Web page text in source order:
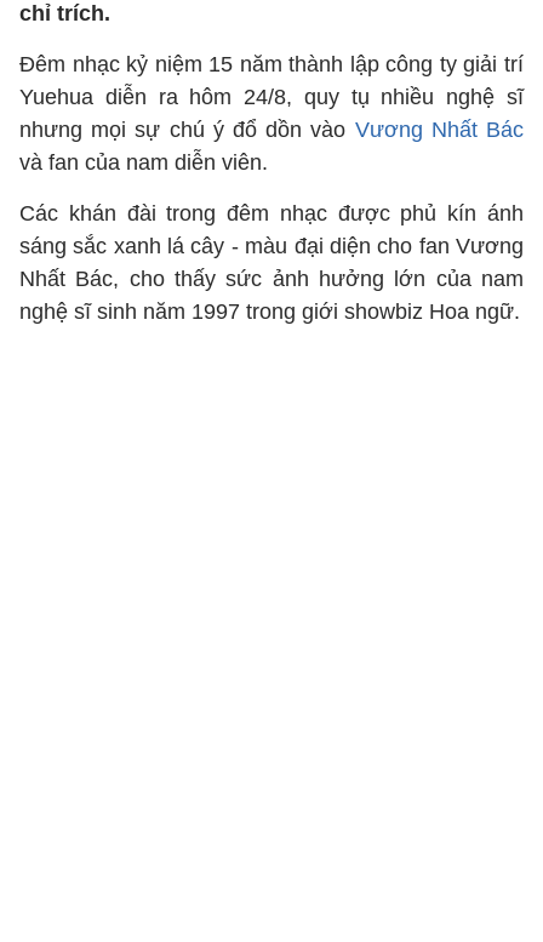
chỉ trích.
Đêm nhạc kỷ niệm 15 năm thành lập công ty giải trí
Yuehua diễn ra hôm 24/8, quy tụ nhiều nghệ sĩ
nhưng mọi sự chú ý đổ dồn vào Vương Nhất Bác
và fan của nam diễn viên.
Các khán đài trong đêm nhạc được phủ kín ánh
sáng sắc xanh lá cây - màu đại diện cho fan Vương
Nhất Bác, cho thấy sức ảnh hưởng lớn của nam
nghệ sĩ sinh năm 1997 trong giới showbiz Hoa ngữ.